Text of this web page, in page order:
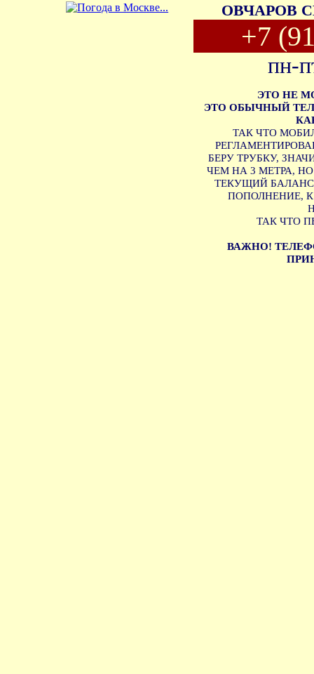
ОВЧАРОВ
+7
пн-
ЭТО НЕ
ЭТО ОБЫЧНЫЙ
ТАК ЧТО
БЕРУ ТРУБКУ,
ЧЕМ НА 3 МЕТРА,
ТЕКУЩИЙ
ПОПОЛНЕНИЕ,
ТАК ЧТО
ВАЖНО!